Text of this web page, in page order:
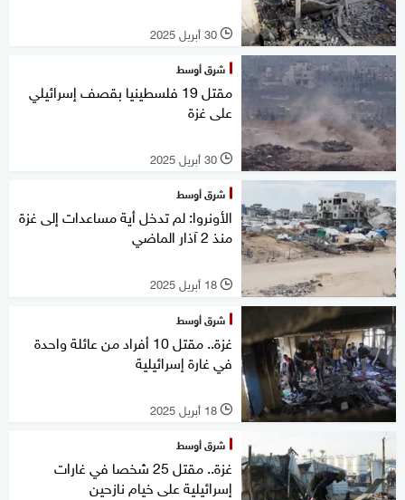
l 30 أبريل 2025
شرق أوسط
مقتل 19 فلسطينيا بقصف إسرائيلي
على غزة
l 30 أبريل 2025
شرق أوسط
الأونروا: لم تدخل أية مساعدات إلى غزة
منذ 2 آذار الماضي
l 18 أبريل 2025
شرق أوسط
غزة.. مقتل 10 أفراد من عائلة واحدة
في غارة إسرائيلية
l 18 أبريل 2025
شرق أوسط
غزة.. مقتل 25 شخصا في غارات
إسرائيلية على خيام نازحين